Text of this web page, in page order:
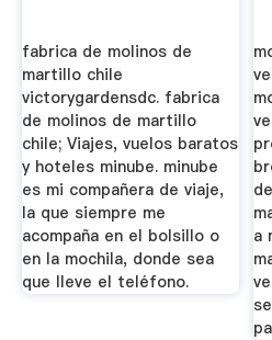
fabrica de molinos de
martillo chile
victorygardensdc. fabrica
de molinos de martillo
chile; Viajes, vuelos baratos
y hoteles minube. minube
es mi compañera de viaje,
la que siempre me
acompaña en el bolsillo o
en la mochila, donde sea
que lleve el teléfono.
a